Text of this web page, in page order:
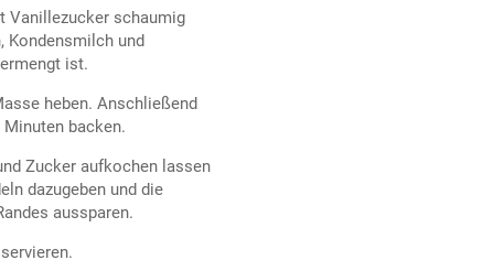
Vanillezucker schaumig
Kondensmilch und
ist.
heben. Anschließend
backen.
Zucker aufkochen lassen
dazugeben und die
aussparen.